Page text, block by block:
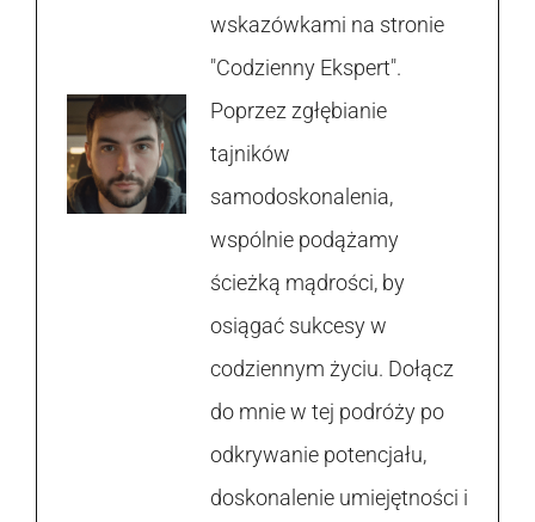
wskazówkami na stronie
"Codzienny Ekspert".
Poprzez zgłębianie
tajników
samodoskonalenia,
wspólnie podążamy
ścieżką mądrości, by
osiągać sukcesy w
codziennym życiu. Dołącz
do mnie w tej podróży po
odkrywanie potencjału,
doskonalenie umiejętności i